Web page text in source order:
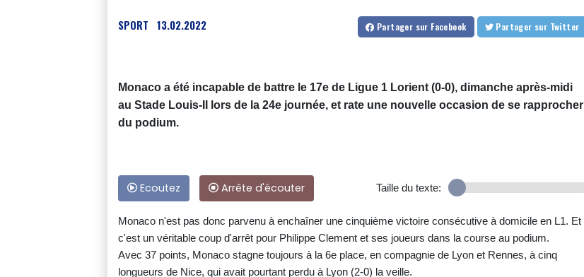
SPORT 13.02.2022 Partager sur Facebook Partager sur Twitter
Monaco a été incapable de battre le 17e de Ligue 1 Lorient (0-0), dimanche après-midi
au Stade Louis-II lors de la 24e journée, et rate une nouvelle occasion de se rapprocher
du podium.
Ecoutez Arrête d'écouter Taille du texte:
Monaco n'est pas donc parvenu à enchaîner une cinquième victoire consécutive à domicile en L1. Et
c'est un véritable coup d'arrêt pour Philippe Clement et ses joueurs dans la course au podium.
Avec 37 points, Monaco stagne toujours à la 6e place, en compagnie de Lyon et Rennes, à cinq
longueurs de Nice, qui avait pourtant perdu à Lyon (2-0) la veille.